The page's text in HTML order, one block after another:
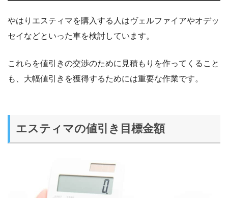
やはりエスティマを購入する人はヴェルファイアやオデッ
セイなどといった車を検討しています。
これらを値引きの交渉のために見積もりを作ってくること
も、大幅値引きを獲得するためには重要な作業です。
エスティマの値引き目標金額